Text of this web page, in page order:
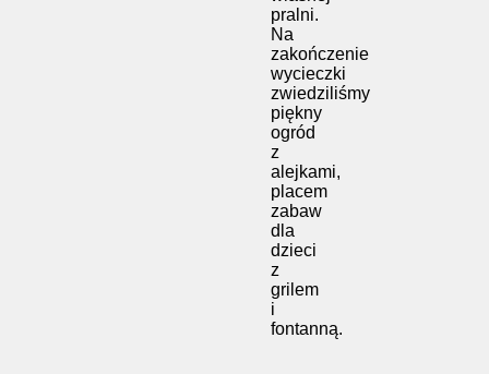
pralni.
Na
zakończenie
wycieczki
zwiedziliśmy
piękny
ogród
z
alejkami,
placem
zabaw
dla
dzieci
z
grilem
i
fontanną.